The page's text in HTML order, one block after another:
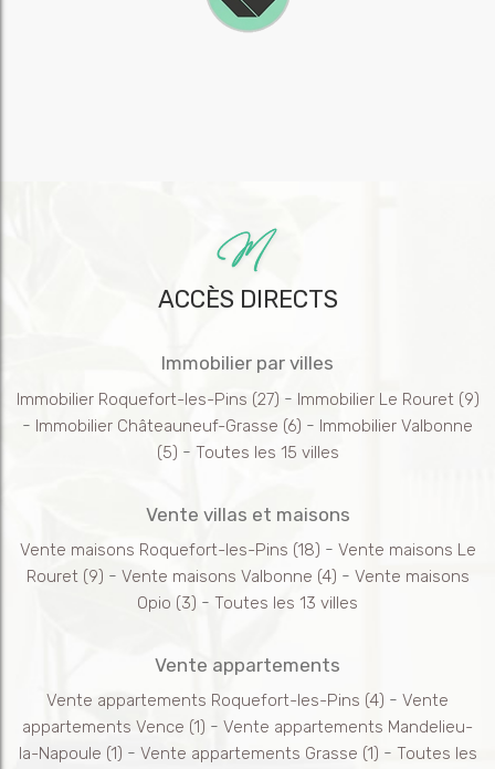
ACCÈS DIRECTS
Immobilier par villes
Immobilier Roquefort-les-Pins (27) - Immobilier Le Rouret(9)
- Immobilier Châteauneuf-Grasse (6) - Immobilier Valbonne
(5) - Toutes les 15 villes
Vente villas et maisons
Vente maisons Roquefort-les-Pins (18) - Vente maisons Le
Rouret(9) - Vente maisons Valbonne (4) - Vente maisons
Opio (3) - Toutes les 13 villes
Vente appartements
Vente appartements Roquefort-les-Pins (4) - Vente
appartements Vence (1) - Vente appartements Mandelieu-
la-Napoule (1) - Vente appartements Grasse (1) - Toutes les